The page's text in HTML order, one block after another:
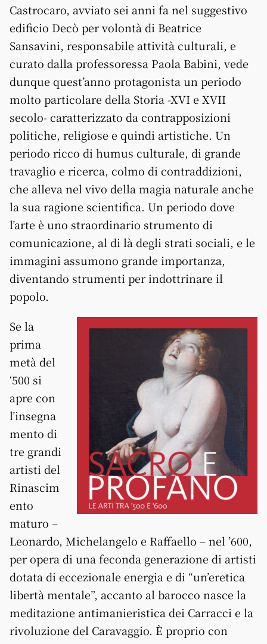
Castrocaro, avviato sei anni fa nel suggestivo
edificio Decò per volontà di Beatrice
Sansavini, responsabile attività culturali, e
curato dalla professoressa Paola Babini, vede
dunque quest’anno protagonista un periodo
molto particolare della Storia -XVI e XVII
secolo- caratterizzato da contrapposizioni
politiche, religiose e quindi artistiche. Un
periodo ricco di humus culturale, di grande
travaglio e ricerca, colmo di contraddizioni,
che alleva nel vivo della magia naturale anche
la sua ragione scientifica. Un periodo dove
l’arte è uno straordinario strumento di
comunicazione, al di là degli strati sociali, e le
immagini assumono grande importanza,
diventando strumenti per indottrinare il
popolo.
Se la
prima
metà del
‘500 si
apre con
l’insegna
mento di
tre grandi
artisti del
Rinascim
ento
maturo –
Leonardo, Michelangelo e Raffaello – nel ’600,
per opera di una feconda generazione di artisti
dotata di eccezionale energia e di “un’eretica
libertà mentale”, accanto al barocco nasce la
meditazione antimanieristica dei Carracci e la
rivoluzione del Caravaggio. È proprio con